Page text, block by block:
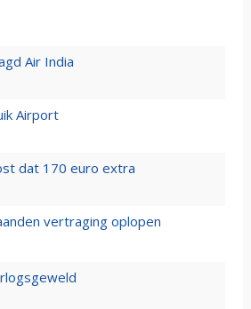
Air India
Airport
dat 170 euro extra
vertraging oplopen